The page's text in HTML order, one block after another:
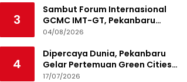
3
Sambut Forum Internasional
GCMC IMT-GT, Pekanbaru
Matangkan Seluruh Persiapan
04/08/2026
4
Dipercaya Dunia, Pekanbaru
Gelar Pertemuan Green Cities
Mayor Council IMT-GT 2026
17/07/2026